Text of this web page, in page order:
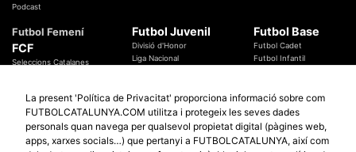
Podcast
Futbol Femení
FCF
Seleccions Catalanes
Temes Federatius
Futbol Juvenil
Divisió d'Honor
Liga Nacional
Futbol Base
Futbol Cadet
Futbol Infantil
Futbol Catalunya
Promocions
Especials
Copa Catalunya Absoluta 2019
La present 'Política de Privacitat' proporciona informació sobre com
FUTBOLCATALUNYA.COM utilitza i protegeix les seves dades
personals quan navega per qualsevol propietat digital (pàgines web,
apps, xarxes socials…) que pertanyi a FUTBOLCATALUNYA, així com